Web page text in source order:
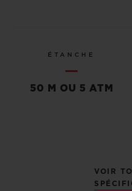
ÉTANCHE
50 M OU 5 ATM
VOIR